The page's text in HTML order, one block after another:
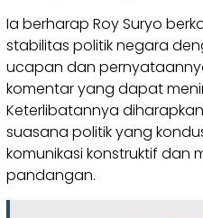
Ia berharap Roy Suryo
stabilitas politik negara
ucapan dan
komentar yang dapat
Keterlibatannya
suasana politik yang
komunikasi konstruktif dan
pandangan.